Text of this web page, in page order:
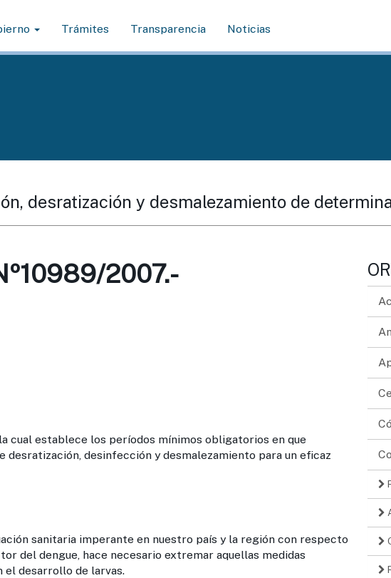
Trámites Transparencia Noticias
desratización y desmalezamiento de
2007.-
establece los períodos mínimos obligatorios en que
desratización, desinfección y desmalezamiento para un eficaz
imperante en nuestro país y la región con respecto
del dengue, hace necesario extremar aquellas medidas
el desarrollo de larvas.